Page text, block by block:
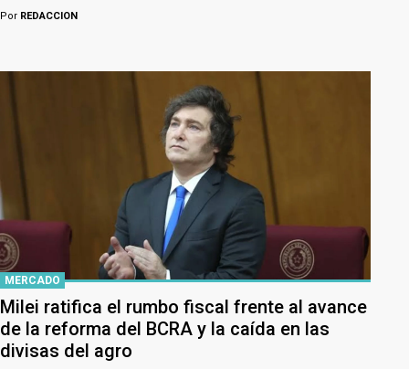
Por REDACCION
MERCADO
Milei ratifica el rumbo fiscal frente al avance
de la reforma del BCRA y la caída en las
divisas del agro